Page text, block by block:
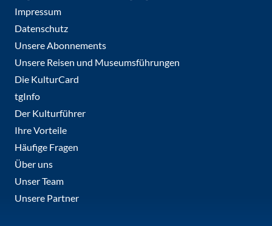
Impressum
Datenschutz
Unsere Abonnements
Unsere Reisen und Museumsführungen
Die KulturCard
tgInfo
Der Kulturführer
Ihre Vorteile
Häufige Fragen
Über uns
Unser Team
Unsere Partner